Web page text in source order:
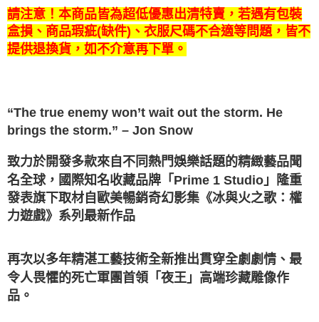
宅配-離島
每筆NT$300
請注意！本商品皆為超低優惠出清特賣，若遇有包裝
盒損、商品瑕疵(缺件)、衣服尺碼不合適等問題，皆不
提供退換貨，如不介意再下單。
“The true enemy won’t wait out the storm. He
brings the storm.” – Jon Snow
致力於開發多款來自不同熱門娛樂話題的精緻藝品聞
名全球，國際知名收藏品牌「Prime 1 Studio」隆重
發表旗下取材自歐美暢銷奇幻影集《冰與火之歌：權
力遊戲》系列最新作品
再次以多年精湛工藝技術全新推出貫穿全劇劇情、最
令人畏懼的死亡軍團首領「夜王」高端珍藏雕像作
品。